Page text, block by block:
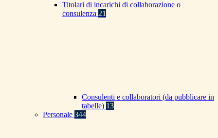
Titolari di incarichi di collaborazione o
consulenza 21
Consulenti e collaboratori (da pubblicare in
tabelle) 13
Personale 344